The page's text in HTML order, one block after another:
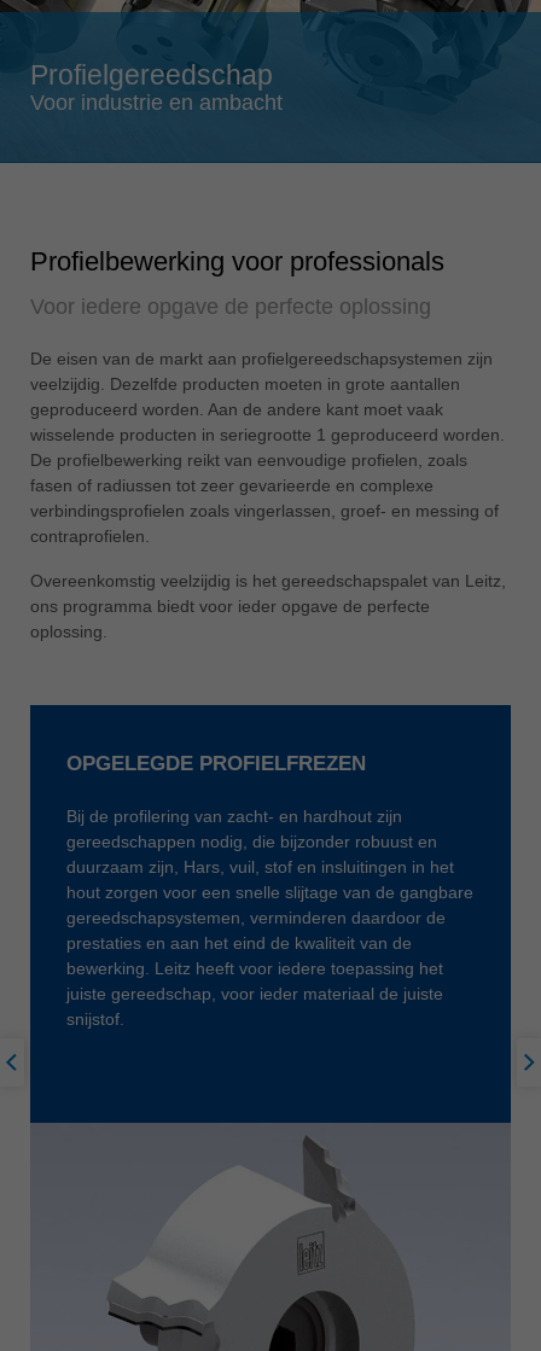
Singapore
Slovenija
slovenski
türkçe
USA
english
Việt Nam
tiếng việt
中国
ประเทศไทย
ไทย
Profielgereedschap
Voor industrie en ambacht
Profielbewerking voor professionals
Voor iedere opgave de perfecte oplossing
De eisen van de markt aan profielgereedschapsystemen zijn
veelzijdig. Dezelfde producten moeten in grote aantallen
geproduceerd worden. Aan de andere kant moet vaak
wisselende producten in seriegrootte 1 geproduceerd worden.
De profielbewerking reikt van eenvoudige profielen, zoals
fasen of radiussen tot zeer gevarieerde en complexe
verbindingsprofielen zoals vingerlassen, groef- en messing of
contraprofielen.
Overeenkomstig veelzijdig is het gereedschapspalet van Leitz,
ons programma biedt voor ieder opgave de perfecte
oplossing.
OPGELEGDE PROFIELFREZEN
Bij de profilering van zacht- en hardhout zijn
gereedschappen nodig, die bijzonder robuust en
duurzaam zijn, Hars, vuil, stof en insluitingen in het
hout zorgen voor een snelle slijtage van de gangbare
gereedschapsystemen, verminderen daardoor de
prestaties en aan het eind de kwaliteit van de
bewerking. Leitz heeft voor iedere toepassing het
juiste gereedschap, voor ieder materiaal de juiste
snijstof.